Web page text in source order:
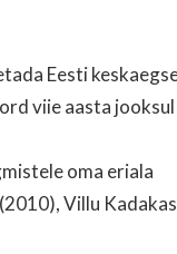
Eesti
viie aasta
oma eriala
Villu Kadakas